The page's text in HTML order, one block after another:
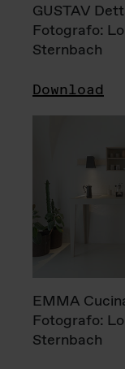
GUSTAV
Fotografo:
Sternbach
Download
EMMA
Fotografo:
Sternbach